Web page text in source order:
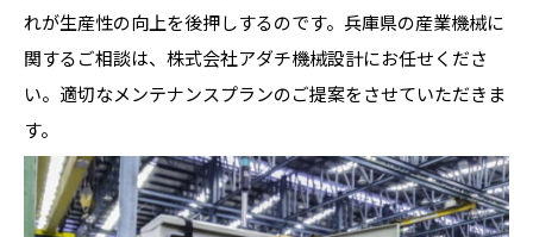
れが生産性の向上を後押しするのです。兵庫県の産業機械に
関するご相談は、株式会社アダチ機械設計にお任せくださ
い。適切なメンテナンスプランのご提案をさせていただきま
す。